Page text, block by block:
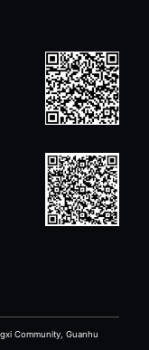
Community, Guanhu